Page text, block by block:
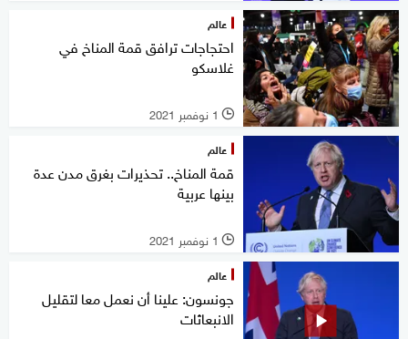
عالم
احتجاجات ترافق قمة المناخ في
غلاسكو
l 1 نوفمبر 2021
عالم
قمة المناخ.. تحذيرات بغرق مدن عدة
بينها عربية
l 1 نوفمبر 2021
عالم
جونسون: علينا أن نعمل معا لتقليل
الانبعاثات